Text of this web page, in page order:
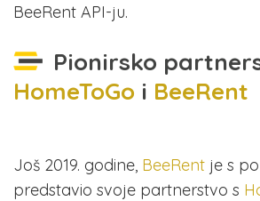
BeeRent API-ju.
Pionirsko
HomeToGo i BeeRent
Još 2019. godine, BeeRent je s
predstavio svoje partnerstvo s